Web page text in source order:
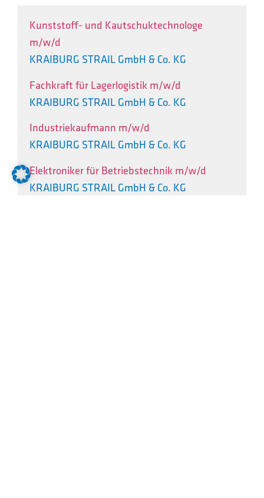
Kunststoff- und Kautschuktechnologe
m/w/d
KRAIBURG STRAIL GmbH & Co. KG
Fachkraft für Lagerlogistik m/w/d
KRAIBURG STRAIL GmbH & Co. KG
Industriekaufmann m/w/d
KRAIBURG STRAIL GmbH & Co. KG
Elektroniker für Betriebstechnik m/w/d
KRAIBURG STRAIL GmbH & Co. KG